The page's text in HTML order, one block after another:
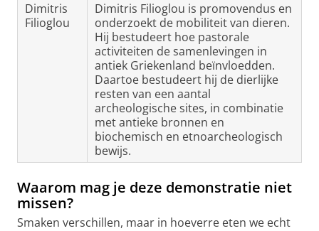
Dimitris
Filioglou
Dimitris Filioglou is promovendus en
onderzoekt de mobiliteit van dieren.
Hij bestudeert hoe pastorale
activiteiten de samenlevingen in
antiek Griekenland beïnvloedden.
Daartoe bestudeert hij de dierlijke
resten van een aantal
archeologische sites, in combinatie
met antieke bronnen en
biochemisch en etnoarcheologisch
bewijs.
Waarom mag je deze demonstratie niet
missen?
Smaken verschillen, maar in hoeverre eten we echt